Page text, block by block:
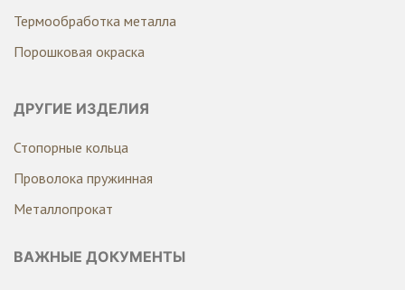
Термообработка металла
Порошковая окраска
ДРУГИЕ ИЗДЕЛИЯ
Стопорные кольца
Проволока пружинная
Металлопрокат
ВАЖНЫЕ ДОКУМЕНТЫ